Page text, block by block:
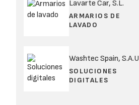
Lavarte Car, S.L.
ARMARIOS DE
LAVADO
Washtec Spain, S.A.U
SOLUCIONES
DIGITALES